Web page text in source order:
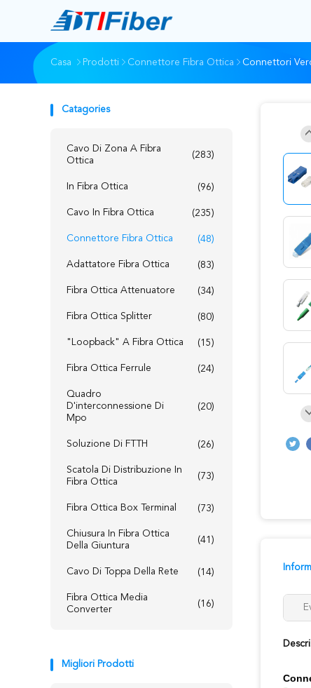
Casa Prodotti Connettore Fibra Ottica Connettori
Catagories
Cavo Di Zona A Fibra
Ottica
(283)
In Fibra Ottica (96)
Cavo In Fibra Ottica (235)
Connettore Fibra Ottica (48)
Adattatore Fibra Ottica (83)
Fibra Ottica Attenuatore (34)
Fibra Ottica Splitter (80)
"loopback" A Fibra Ottica (15)
Fibra Ottica Ferrule (24)
Quadro
D'interconnessione Di
Mpo
(20)
Soluzione Di FTTH (26)
Scatola Di Distribuzione In
Fibra Ottica
(73)
Fibra Ottica Box Terminal (73)
Chiusura In Fibra Ottica
Della Giuntura
(41)
Cavo Di Toppa Della Rete (14)
Fibra Ottica Media
Converter
(16)
Migliori Prodotti